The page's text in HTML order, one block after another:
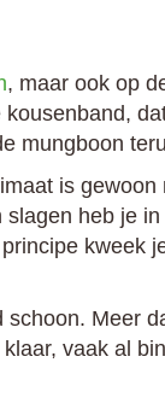
, maar ook op
mungboon
is gewoon
heb je in
kweek
schoon. Meer
vaak al